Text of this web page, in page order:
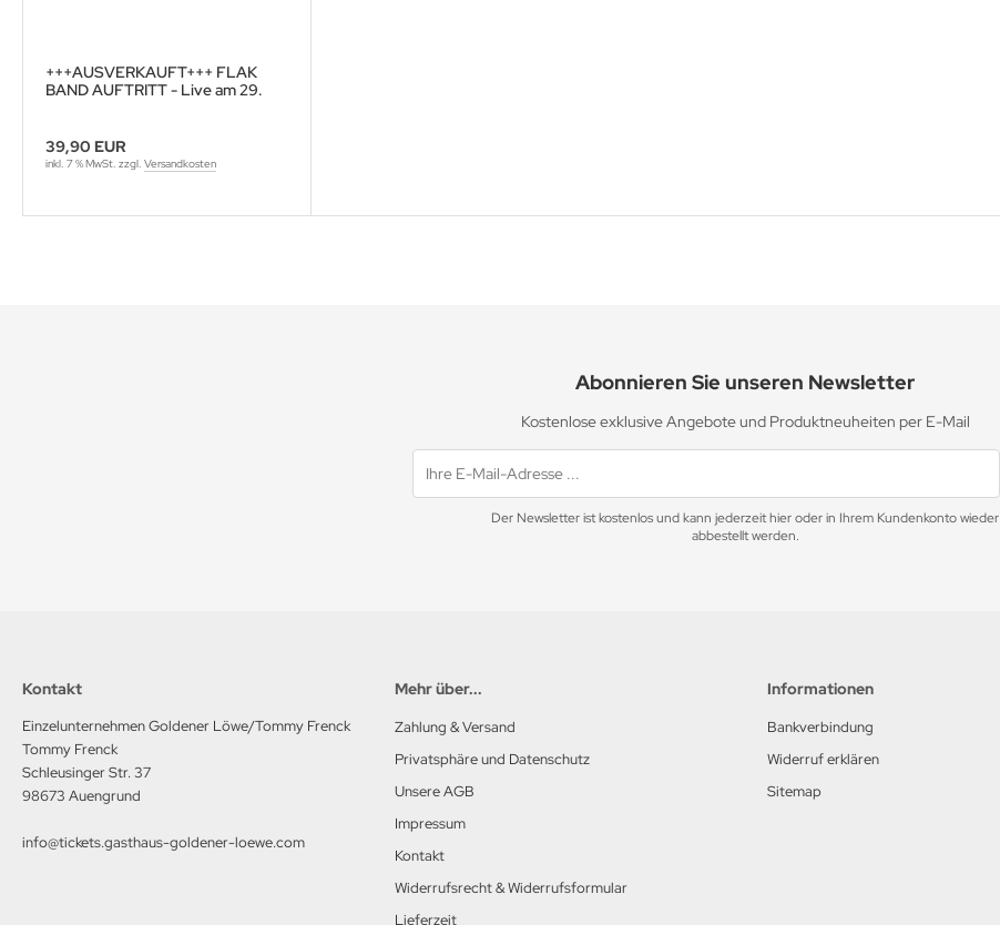
+++AUSVERKAUFT+++ FLAK
BAND AUFTRITT - Live am 29.
39,90 EUR
inkl. 7 % MwSt. zzgl. Versandkosten
Abonnieren Sie unseren Newsletter
Kostenlose exklusive Angebote und Produktneuheiten per E-Mail
Der Newsletter ist kostenlos und kann jederzeit hier oder in Ihrem Kundenkonto wieder
abbestellt werden.
Kontakt
Einzelunternehmen Goldener Löwe/Tommy Frenck
Tommy Frenck
Schleusinger Str. 37
98673 Auengrund
info@tickets.gasthaus-goldener-loewe.com
Mehr über...
Zahlung & Versand
Privatsphäre und Datenschutz
Unsere AGB
Impressum
Kontakt
Widerrufsrecht & Widerrufsformular
Lieferzeit
Informationen
Bankverbindung
Widerruf erklären
Sitemap